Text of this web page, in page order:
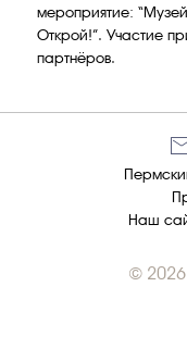
мероприятие:
Открой!”. Участие
партнёров.
Наш
©